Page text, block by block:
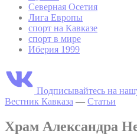
Северная Осетия
Лига Европы
спорт на Кавказе
спорт в мире
Иберия 1999
Подписывайтесь на
Вестник Кавказа — Статьи
Храм Александра